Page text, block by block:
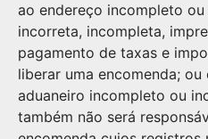
ao endereço incompleto
incorreta, incompleta,
pagamento de taxas e
liberar uma encomenda;
aduaneiro incompleto ou
também não será